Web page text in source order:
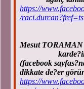
https://
/raci.durcan?fref=ts
Mesut TORAMAN
(facebook
dikkate de?er
https://